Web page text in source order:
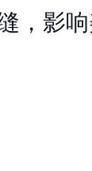
，影